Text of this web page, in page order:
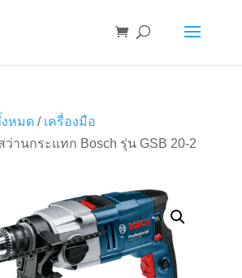
หมด/ เครื่องมือ
ว่านกระแทก Bosch รุ่น GSB 20-2